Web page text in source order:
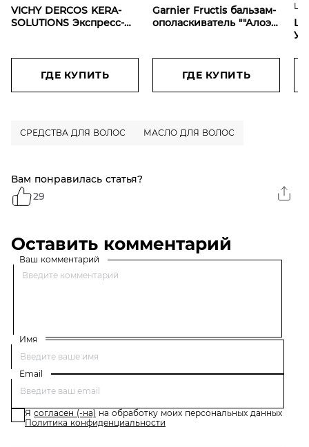
VICHY DERCOS KERA-
SOLUTIONS Экспресс-
реконструирующая
поверхность волоса,
200 мл
ГДЕ КУПИТЬ
Garnier Fructis бальзам-
ополаскиватель ""Алоэ
нуждающихся в
увлажнении и
мягкости, 350 мл
ГДЕ КУПИТЬ
СРЕДСТВА ДЛЯ ВОЛОС МАСЛО ДЛЯ ВОЛОС
Вам понравилась статья?
29
Оставить комментарий
Ваш комментарий
Имя
Email
Я согласен (-на) на обработку моих персональных данных
Политика конфиденциальности